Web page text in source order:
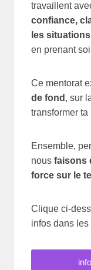
travaillent
confiance,
les
en prenant
Ce mentorat
de fond , sur
transformer
Ensemble,
nousfaisons
force sur le
Clique ci-
infos dans